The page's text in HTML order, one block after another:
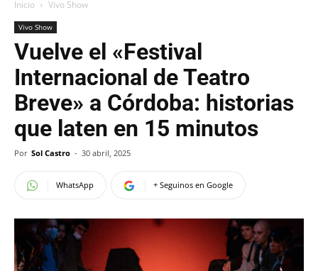
Inicio Vivo Show
Vivo Show
Vuelve el «Festival
Internacional de Teatro
Breve» a Córdoba: historias
que laten en 15 minutos
Por Sol Castro - 30 abril, 2025
WhatsApp + Seguinos en Google